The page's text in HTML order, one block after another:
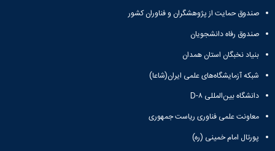
صندوق حمایت از پژوهشگران و فناوران کشور
صندوق رفاه دانشجویان
بنیاد نخبگان استان همدان
شبکه آزمایشگاه‌های علمی ایران(شاعا)
دانشگاه بین‌المللی D-۸
معاونت علمی فناوری ریاست جمهوری
پورتال امام خمینی (ره)